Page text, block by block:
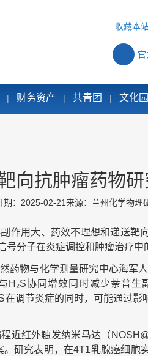
收藏本
| 财务资产 | 共青团 | 文化
向抗肿瘤药物
期：2025-02-21来源：兰州化学物理
作用大、药效不理想和递送靶
号分子在炎症调控和肿瘤治疗中
药物与化学测量研究中心海军
H₂S协同增效同时减少萘普生
在调节炎症的同时，可能通过
近红外触发纳米马达（
。研究表明，在4T1乳腺癌细